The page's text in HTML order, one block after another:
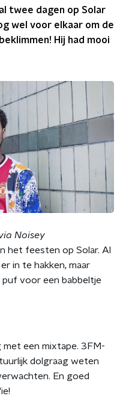
twee dagen op Solar
wel voor elkaar om de
Hij had mooi
Noisey
het feesten op Solar. Al
in te hakken, maar
voor een babbeltje
met een mixtape. 3FM-
dolgraag weten
En goed